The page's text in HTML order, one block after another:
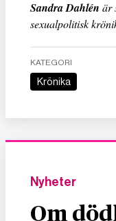
Sandra Dahlén är
sexualpolitisk
KATEGORI
Krönika
Nyheter
Om